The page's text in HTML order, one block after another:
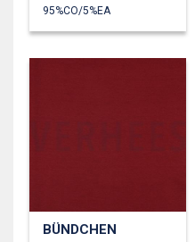
95%CO/5%EA
BÜNDCHEN